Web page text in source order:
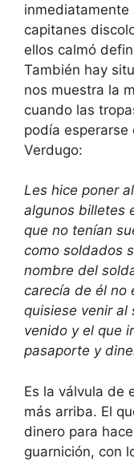
capitanes
ellos calmó
También hay
nos muestra la
cuando las
podía esperarse
Verdugo:
Les hice poner
algunos billetes
que no tenían
como soldados
nombre del
carecía de él no
quisiese venir al
venido y el que
pasaporte y
Es la válvula de
más arriba. El
dinero para
guarnición, con